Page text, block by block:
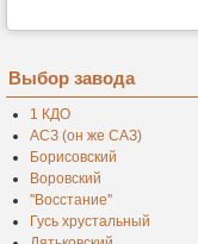
Выбор завода
1 КДО
АСЗ (он же САЗ)
Борисовский
Воровский
''Восстание''
Гусь хрустальный